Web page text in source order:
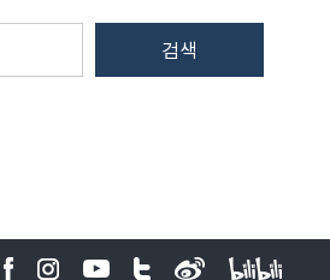
검색